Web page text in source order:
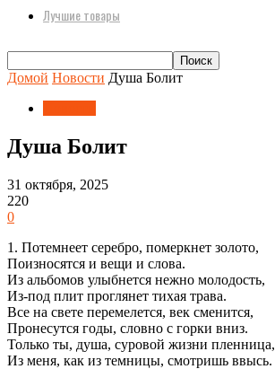
Лучшие товары
Домой Новости Душа Болит
Душа Болит
31 октября, 2025
220
0
1. Потемнеет серебро, померкнет золото,
Поизносятся и вещи и слова.
Из альбомов улыбнется нежно молодость,
Из-под плит проглянет тихая трава.
Все на свете перемелется, век сменится,
Пронесутся годы, словно с горки вниз.
Только ты, душа, суровой жизни пленница,
Из меня, как из темницы, смотришь ввысь.